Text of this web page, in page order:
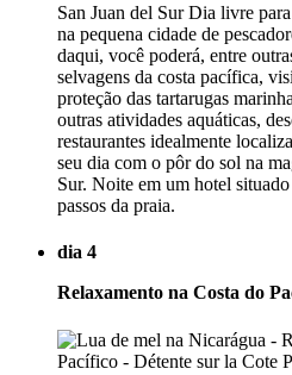
San Juan del Sur Dia livre
na pequena cidade de
daqui, você poderá, entre
selvagens da costa pacífica,
proteção das tartarugas
outras atividades aquáticas,
restaurantes idealmente
seu dia com o pôr do sol na
Sur. Noite em um hotel
passos da praia.
dia 4
Relaxamento na Costa do